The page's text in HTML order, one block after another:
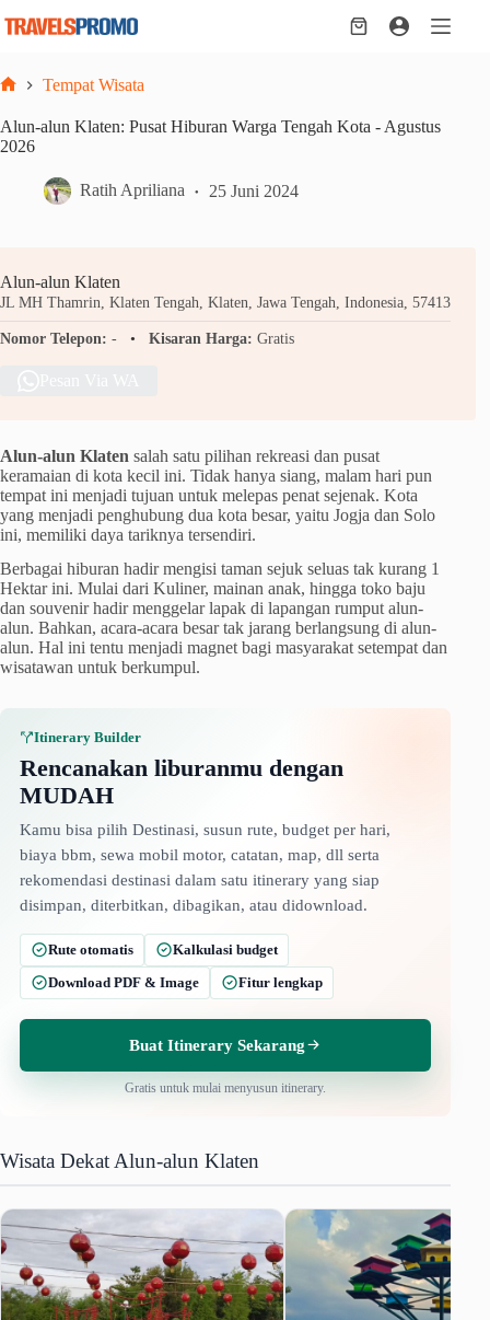
Shopping
Tempat Wisata
Alun-alun Klaten: Pusat Hiburan Warga Tengah Kota - Agustus
2026
Ratih Apriliana 25 Juni 2024
Alun-alun Klaten
JL MH Thamrin, Klaten Tengah, Klaten, Jawa Tengah, Indonesia, 57413
Nomor Telepon: - Kisaran Harga: Gratis
Alun-alun Klaten salah satu pilihan rekreasi dan pusat
keramaian di kota kecil ini. Tidak hanya siang, malam hari pun
tempat ini menjadi tujuan untuk melepas penat sejenak. Kota
yang menjadi penghubung dua kota besar, yaitu Jogja dan Solo
ini, memiliki daya tariknya tersendiri.
Berbagai hiburan hadir mengisi taman sejuk seluas tak kurang 1
Hektar ini. Mulai dari Kuliner, mainan anak, hingga toko baju
dan souvenir hadir menggelar lapak di lapangan rumput alun-
alun. Bahkan, acara-acara besar tak jarang berlangsung di alun-
alun. Hal ini tentu menjadi magnet bagi masyarakat setempat dan
wisatawan untuk berkumpul.
Itinerary Builder
Rencanakan liburanmu dengan
MUDAH
Kamu bisa pilih Destinasi, susun rute, budget per hari,
biaya bbm, sewa mobil motor, catatan, map, dll serta
rekomendasi destinasi dalam satu itinerary yang siap
disimpan, diterbitkan, dibagikan, atau didownload.
Rute otomatis
Kalkulasi budget
Download PDF & Image
Fitur lengkap
Buat Itinerary Sekarang
Gratis untuk mulai menyusun itinerary.
Wisata Dekat Alun-alun Klaten